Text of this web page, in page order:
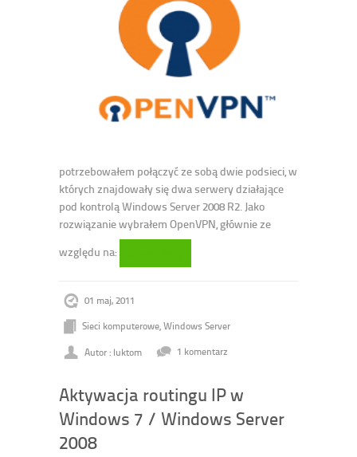
potrzebowałem połączyć ze sobą dwie podsieci, w
których znajdowały się dwa serwery działające
pod kontrolą Windows Server 2008 R2. Jako
rozwiązanie wybrałem OpenVPN, głównie ze
względu na:
01 maj, 2011
Sieci komputerowe,Windows Server
Autor : luktom
1 komentarz
Aktywacja routingu IP w
Windows 7 / Windows Server
2008